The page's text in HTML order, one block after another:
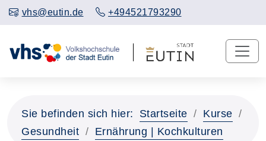
vhs@eutin.de +494521793290
Sie befinden sich hier: Startseite
Kurse
Gesundheit
Ernährung | Kochkulturen